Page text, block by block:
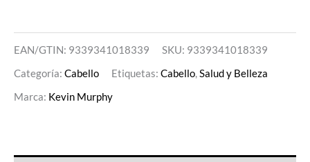
EAN/GTIN: 9339341018339 SKU: 9339341018339
Categoría: Cabello Etiquetas: Cabello,Salud y Belleza
Marca: Kevin Murphy